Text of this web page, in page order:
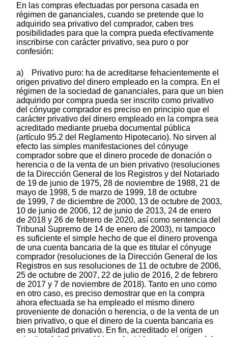
En las compras efectuadas por persona casada en
régimen de gananciales, cuando se pretende que lo
adquirido sea privativo del comprador, caben tres
posibilidades para que la compra pueda efectivamente
inscribirse con carácter privativo, sea puro o por
confesión:
a) Privativo puro: ha de acreditarse fehacientemente el
origen privativo del dinero empleado en la compra. En el
régimen de la sociedad de gananciales, para que un bien
adquirido por compra pueda ser inscrito como privativo
del cónyuge comprador es preciso en principio que el
carácter privativo del dinero empleado en la compra sea
acreditado mediante prueba documental pública
(artículo 95.2 del Reglamento Hipotecario). No sirven al
efecto las simples manifestaciones del cónyuge
comprador sobre que el dinero procede de donación o
herencia o de la venta de un bien privativo (resoluciones
de la Dirección General de los Registros y del Notariado
de 19 de junio de 1975, 28 de noviembre de 1988, 21 de
mayo de 1998, 5 de marzo de 1999, 18 de octubre
de 1999, 7 de diciembre de 2000, 13 de octubre de 2003,
10 de junio de 2006, 12 de junio de 2013, 24 de enero
de 2018 y 26 de febrero de 2020, así como sentencia del
Tribunal Supremo de 14 de enero de 2003), ni tampoco
es suficiente el simple hecho de que el dinero provenga
de una cuenta bancaria de la que es titular el cónyuge
comprador (resoluciones de la Dirección General de los
Registros en sus resoluciones de 11 de octubre de 2006,
25 de octubre de 2007, 22 de julio de 2016, 2 de febrero
de 2017 y 7 de noviembre de 2018). Tanto en uno como
en otro caso, es preciso demostrar que en la compra
ahora efectuada se ha empleado el mismo dinero
proveniente de donación o herencia, o de la venta de un
bien privativo, o que el dinero de la cuenta bancaria es
en su totalidad privativo. En fin, acreditado el origen